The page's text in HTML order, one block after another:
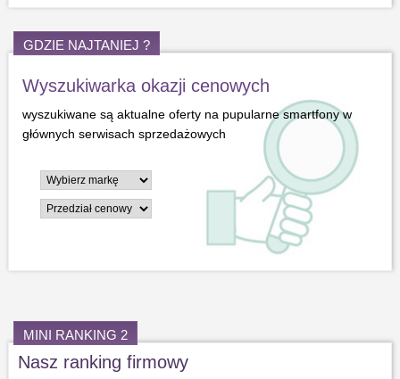
Wyszukiwarka okazji cenowych
wyszukiwane są aktualne oferty na pupularne smartfony w
głównych serwisach sprzedażowych
GDZIE NAJTANIEJ ?
Nasz ranking firmowy
MINI RANKING 2